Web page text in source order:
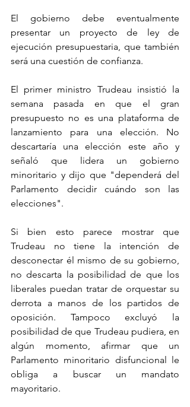
El gobierno debe eventualmente
presentar un proyecto de ley de
ejecución presupuestaria, que también
será una cuestión de confianza.
El primer ministro Trudeau insistió la
semana pasada en que el gran
presupuesto no es una plataforma de
lanzamiento para una elección. No
descartaría una elección este año y
señaló que lidera un gobierno
minoritario y dijo que "dependerá del
Parlamento decidir cuándo son las
elecciones".
Si bien esto parece mostrar que
Trudeau no tiene la intención de
desconectar él mismo de su gobierno,
no descarta la posibilidad de que los
liberales puedan tratar de orquestar su
derrota a manos de los partidos de
oposición. Tampoco excluyó la
posibilidad de que Trudeau pudiera, en
algún momento, afirmar que un
Parlamento minoritario disfuncional le
obliga a buscar un mandato
mayoritario.